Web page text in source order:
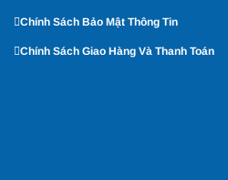
Chính Sách Bảo Mật Thông Tin
Chính Sách Giao Hàng Và Thanh Toán